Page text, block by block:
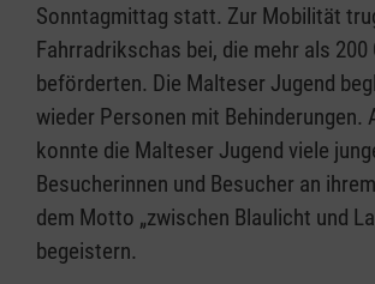
Sonntagmittag statt. Zur Mobilität
Fahrradrikschas bei, die mehr als 200
beförderten. Die Malteser Jugend
wieder Personen mit Behinderungen.
konnte die Malteser Jugend viele
Besucherinnen und Besucher an
dem Motto „zwischen Blaulicht und
begeistern.